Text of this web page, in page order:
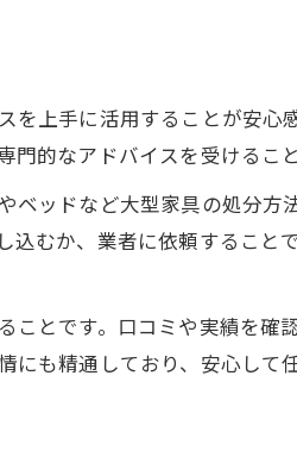
買取できる大型家具と遺品
安を和らげる遺品整理の実践
遺品整理の流れと不安を減ら
心の負担を和らげる遺品整
賃貸退去や相続手続きに合
買取を取り入れて納得の遺
上手に活用することが安
的なアドバイスを受けるこ
ベッドなど大型家具の処分
むか、業者に依頼するこ
とです。口コミや実績を確
も精通しており、安心して